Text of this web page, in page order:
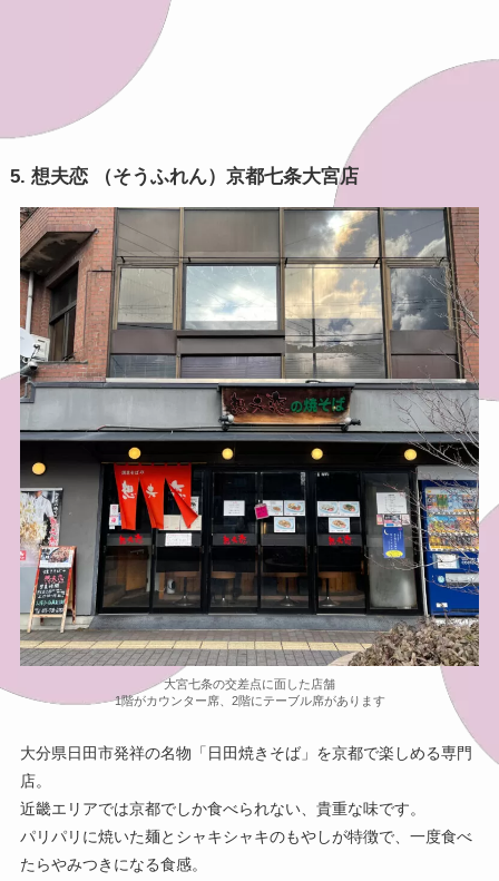
5. 想夫恋 （そうふれん）京都七条大宮店
大宮七条の交差点に面した店舗
1階がカウンター席、2階にテーブル席があります
大分県日田市発祥の名物「日田焼きそば」を京都で楽しめる専門
店。
近畿エリアでは京都でしか食べられない、貴重な味です。
パリパリに焼いた麺とシャキシャキのもやしが特徴で、一度食べ
たらやみつきになる食感。